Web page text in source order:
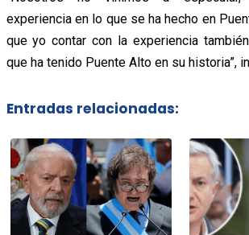
experiencia en lo que se ha hecho en
que yo contar con la experiencia
que ha tenido Puente Alto en su historia”,
Entradas relacionadas: